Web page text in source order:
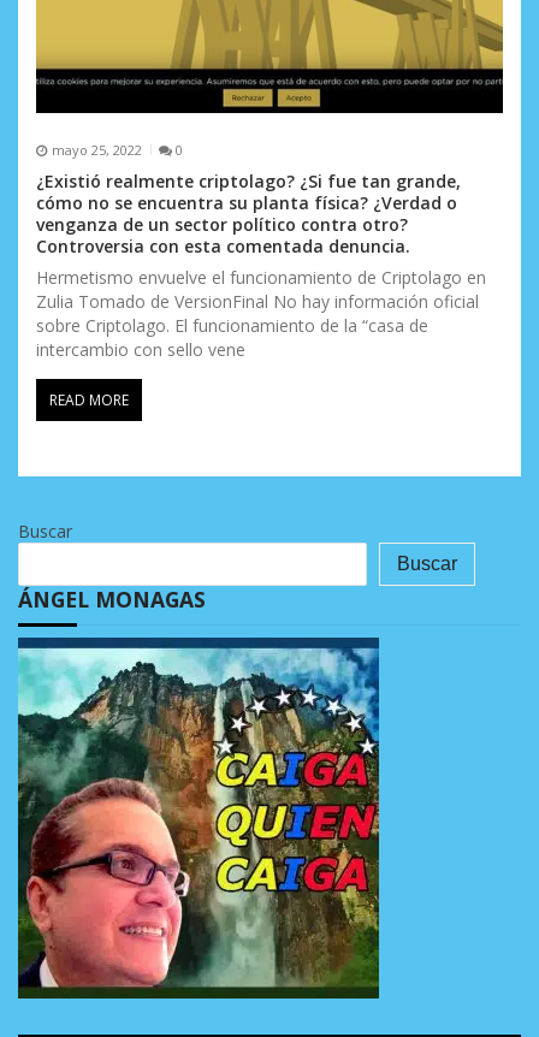
mayo 25, 2022 0
¿Existió realmente criptolago? ¿Si fue tan grande,
cómo no se encuentra su planta física? ¿Verdad o
venganza de un sector político contra otro?
Controversia con esta comentada denuncia.
Hermetismo envuelve el funcionamiento de Criptolago en
Zulia Tomado de VersionFinal No hay información oficial
sobre Criptolago. El funcionamiento de la “casa de
intercambio con sello vene
READ MORE
Buscar
Buscar
ÁNGEL MONAGAS